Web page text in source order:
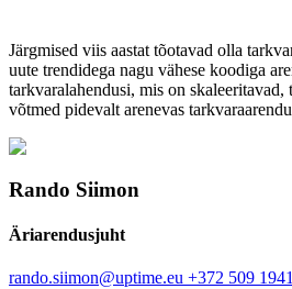
Järgmised viis aastat tõotavad olla
uute trendidega nagu vähese koodiga
tarkvaralahendusi, mis on
võtmed pidevalt arenevas
Rando Siimon
Äriarendusjuht
rando.siimon@uptime.eu +372 509 1941